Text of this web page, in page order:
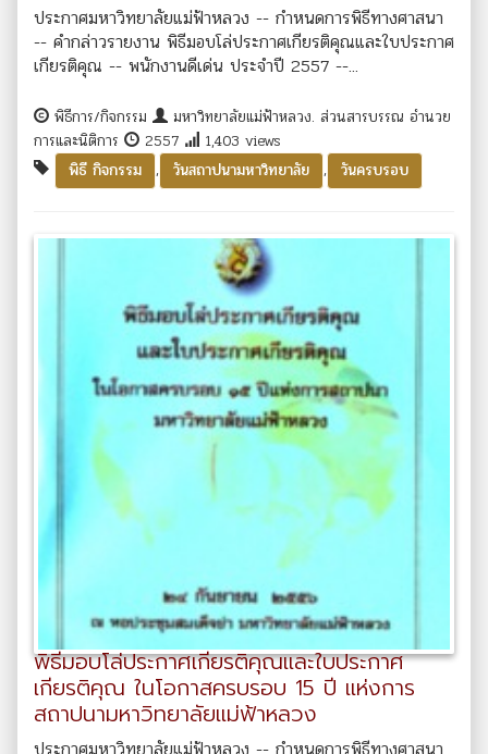
ประกาศมหาวิทยาลัยแม่ฟ้าหลวง -- กำหนดการพิธีทางศาสนา
-- คำกล่าวรายงาน พิธีมอบโล่ประกาศเกียรติคุณและใบประกาศ
เกียรติคุณ -- พนักงานดีเด่น ประจำปี 2557 --...
พิธีการ/กิจกรรม
มหาวิทยาลัยแม่ฟ้าหลวง. ส่วนสารบรรณ อำนวย
การและนิติการ
2557
1,403 views
พิธี กิจกรรม
, วันสถาปนามหาวิทยาลัย , วันครบรอบ
พิธีมอบโล่ประกาศเกียรติคุณและใบประกาศ
เกียรติคุณ ในโอกาสครบรอบ 15 ปี แห่งการ
สถาปนามหาวิทยาลัยแม่ฟ้าหลวง